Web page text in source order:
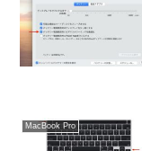
MacBook Pro